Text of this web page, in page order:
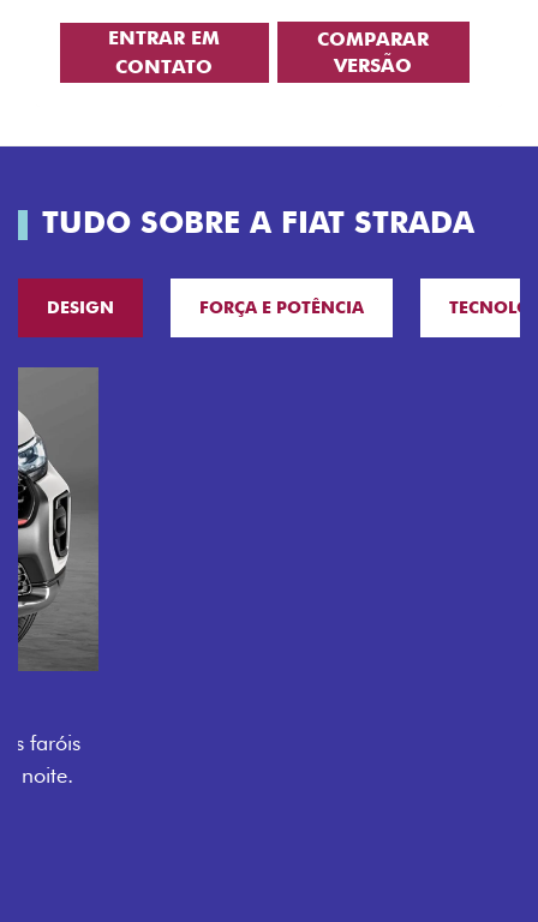
ENTRAR EM
CONTATO
COMPARAR
VERSÃO
TUDO SOBRE A FIAT STRADA
DESIGN FORÇA E POTÊNCIA
PORTAS
Todo mundo pode viajar confortável na Fiat Strada,